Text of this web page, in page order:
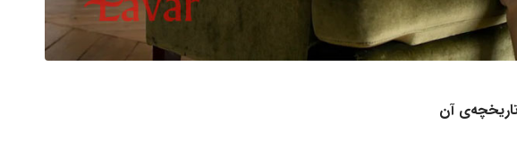
آن